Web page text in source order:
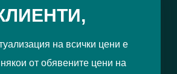
на всички цени е
от обявените цени на